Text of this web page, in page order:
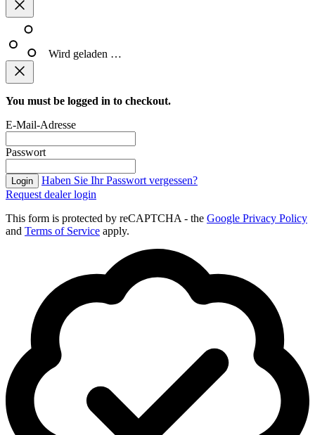
Wird geladen …
You must be logged in to checkout.
E-Mail-Adresse
Passwort
Login
Haben Sie Ihr Passwort vergessen?
Request dealer login
This form is protected by reCAPTCHA - the Google Privacy Policy
and Terms of Service apply.